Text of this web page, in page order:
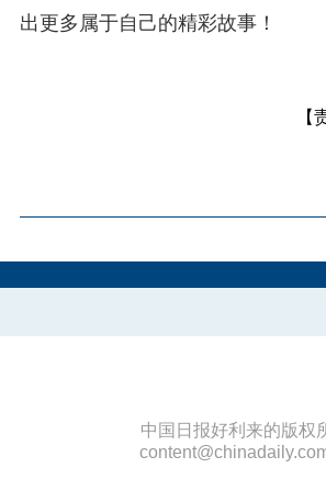
出更多属于自己的精彩故事！
【
中国日报好利来的版权